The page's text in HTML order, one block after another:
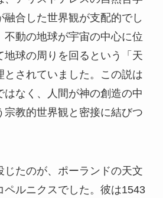
融合した世界観が支配的でし
不動の地球が宇宙の中心に位
地球の周りを回るという「天
とされていました。この説は
はなく、人間が神の創造の中
宗教的世界観と密接に結びつ
じたのが、ポーランドの天文
ペルニクスでした。彼は1543